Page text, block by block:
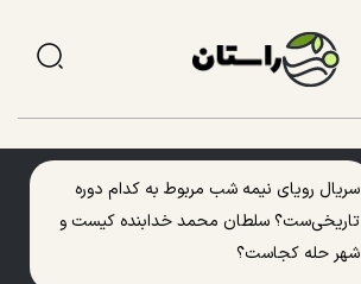
سریال رویای نیمه شب مربوط به کدام دوره
تاریخی‌ست؟ سلطان محمد خدابنده کیست و
شهر حله کجاست؟